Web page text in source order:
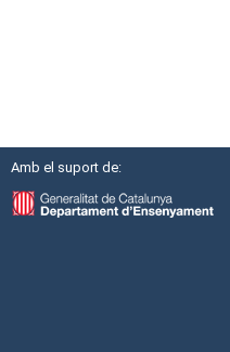
Amb el suport de: